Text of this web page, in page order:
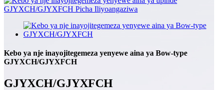
Kebo ya nje inayojitegemeza yenyewe aina ya Bow-type
GJYXCH/GJYXFCH
GJYXCH/GJYXFCH